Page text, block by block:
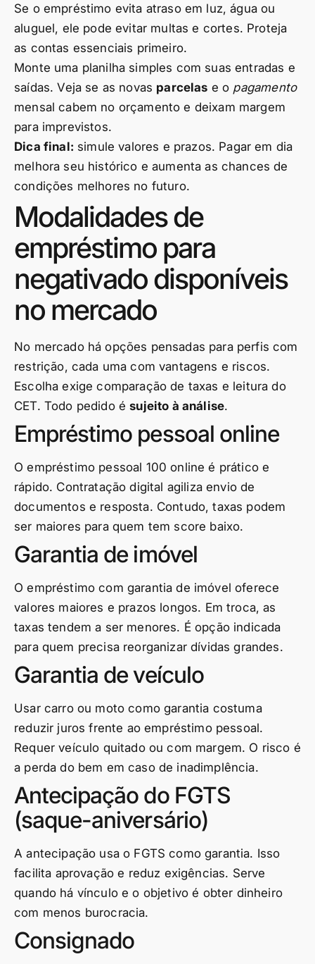
Se o empréstimo evita atraso em luz, água ou
aluguel, ele pode evitar multas e cortes. Proteja
as contas essenciais primeiro.
Monte uma planilha simples com suas entradas e
saídas. Veja se as novas parcelas e o pagamento
mensal cabem no orçamento e deixam margem
para imprevistos.
Dica final: simule valores e prazos. Pagar em dia
melhora seu histórico e aumenta as chances de
condições melhores no futuro.
Modalidades de
empréstimo para
negativado disponíveis
no mercado
No mercado há opções pensadas para perfis com
restrição, cada uma com vantagens e riscos.
Escolha exige comparação de taxas e leitura do
CET. Todo pedido ésujeito à análise.
Empréstimo pessoal online
O empréstimo pessoal 100 online é prático e
rápido. Contratação digital agiliza envio de
documentos e resposta. Contudo, taxas podem
ser maiores para quem tem score baixo.
Garantia de imóvel
O empréstimo com garantia de imóvel oferece
valores maiores e prazos longos. Em troca, as
taxas tendem a ser menores. É opção indicada
para quem precisa reorganizar dívidas grandes.
Garantia de veículo
Usar carro ou moto como garantia costuma
reduzir juros frente ao empréstimo pessoal.
Requer veículo quitado ou com margem. O risco é
a perda do bem em caso de inadimplência.
Antecipação do FGTS
(saque-aniversário)
A antecipação usa o FGTS como garantia. Isso
facilita aprovação e reduz exigências. Serve
quando há vínculo e o objetivo é obter dinheiro
com menos burocracia.
Consignado